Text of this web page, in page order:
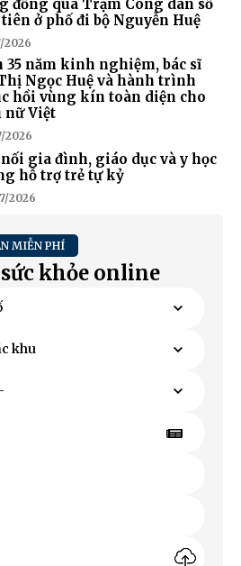
đồng qua Trạm Công dân số
tiên ở phố đi bộ Nguyễn Huệ
2026
35 năm kinh nghiệm, bác sĩ
Ngọc Huệ và hành trình
hồi vùng kín toàn diện cho
nữ Việt
2026
gia đình, giáo dục và y học
hỗ trợ trẻ tự kỷ
2026
MIỄN PHÍ
khỏe online